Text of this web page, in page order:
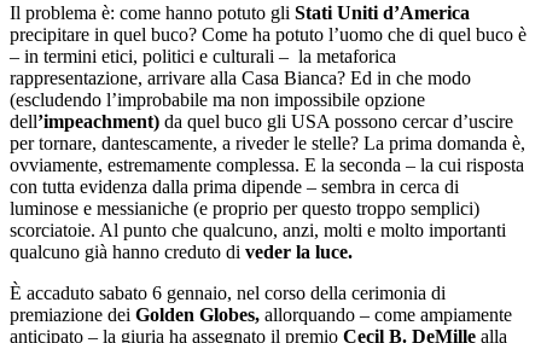
Il problema è: come hanno potuto gli Stati Uniti d’America
precipitare in quel buco? Come ha potuto l’uomo che di quel buco è
– in termini etici, politici e culturali – la metaforica
rappresentazione, arrivare alla Casa Bianca? Ed in che modo
(escludendo l’improbabile ma non impossibile opzione
dell’impeachment) da quel buco gli USA possono cercar d’uscire
per tornare, dantescamente, a riveder le stelle? La prima domanda è,
ovviamente, estremamente complessa. E la seconda – la cui risposta
con tutta evidenza dalla prima dipende – sembra in cerca di
luminose e messianiche (e proprio per questo troppo semplici)
scorciatoie. Al punto che qualcuno, anzi, molti e molto importanti
qualcuno già hanno creduto di veder la luce.
È accaduto sabato 6 gennaio, nel corso della cerimonia di
premiazione dei Golden Globes, allorquando – come ampiamente
anticipato – la giuria ha assegnato il premio Cecil B. DeMille alla